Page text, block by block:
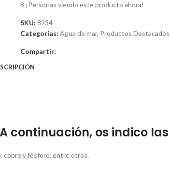
8 ¡Personas viendo este producto ahora!
SKU: 8934
Categorías: Agua de mar, Productos Destacados
Compartir:
continuación, os indico
cobre y fósforo, entre otros.